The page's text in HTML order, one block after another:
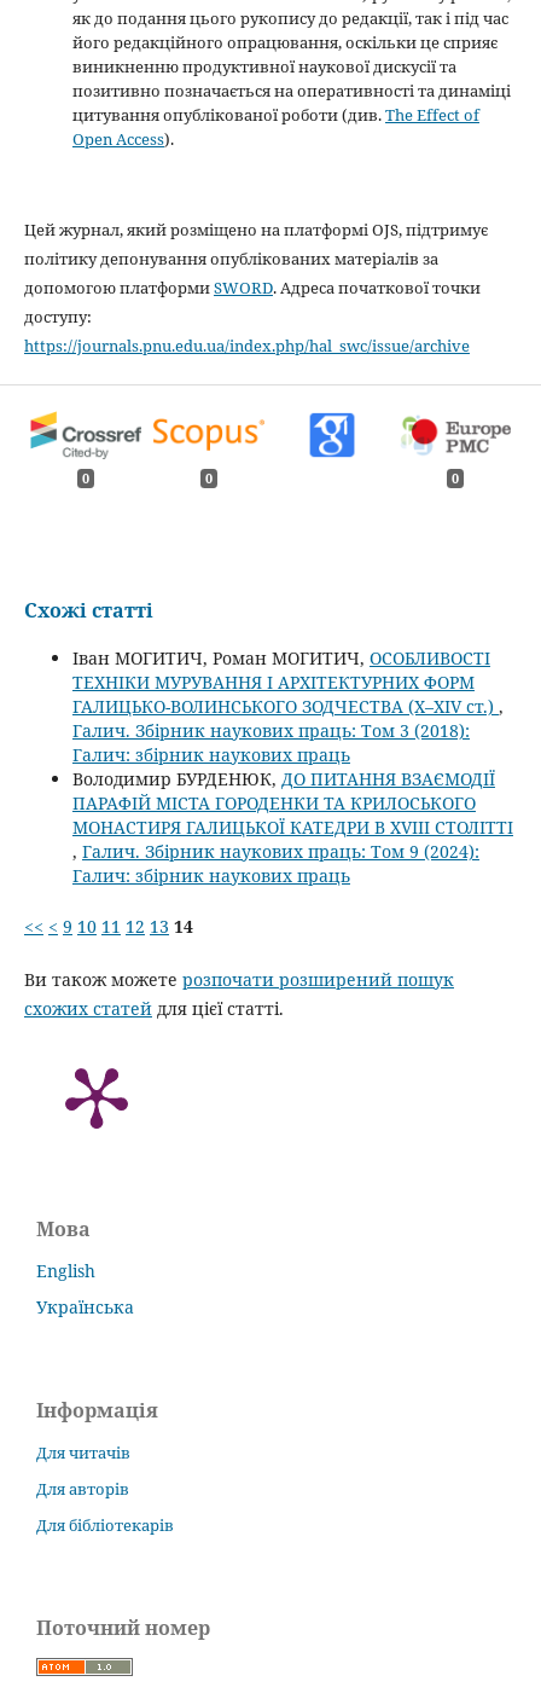
як до подання цього рукопису до редакції, так і під час
його редакційного опрацювання, оскільки це сприяє
виникненню продуктивної наукової дискусії та
позитивно позначається на оперативності та динаміці
цитування опублікованої роботи (див.The Effect of
Open Access).
Цей журнал, який розміщено на платформі OJS, підтримує
політику депонування опублікованих матеріалів за
допомогою платформиSWORD. Адреса початкової точки
доступу:
https://journals.pnu.edu.ua/index.php/hal_swc/issue/archive
0 0 0
Схожі статті
Іван МОГИТИЧ, Роман МОГИТИЧ, ОСОБЛИВОСТІ
ТЕХНІКИ МУРУВАННЯ І АРХІТЕКТУРНИХ ФОРМ
ГАЛИЦЬКО-ВОЛИНСЬКОГО ЗОДЧЕСТВА (Х–ХIV ст.) ,
Галич. Збірник наукових праць: Том 3 (2018):
Галич: збірник наукових праць
Володимир БУРДЕНЮК, ДО ПИТАННЯ ВЗАЄМОДІЇ
ПАРАФІЙ МІСТА ГОРОДЕНКИ ТА КРИЛОСЬКОГО
МОНАСТИРЯ ГАЛИЦЬКОЇ КАТЕДРИ В XVIII СТОЛІТТІ
, Галич. Збірник наукових праць: Том 9 (2024):
Галич: збірник наукових праць
<< < 9 10 11 12 13 14
Ви також можете розпочати розширений пошук
схожих статейдля цієї статті.
Мова
English
Українська
Інформація
Для читачів
Для авторів
Для бібліотекарів
Поточний номер